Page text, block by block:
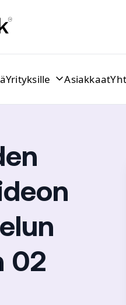
Yrityksille Asiakkaat
02